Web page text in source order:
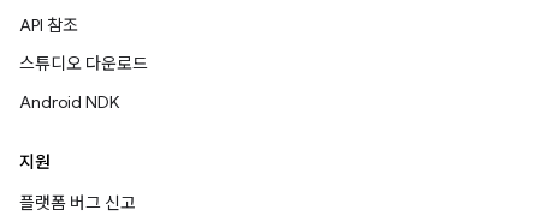
API 참조
스튜디오 다운로드
Android NDK
지원
플랫폼 버그 신고